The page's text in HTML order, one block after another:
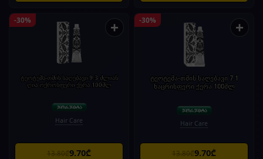
-30% +
ტეოტემა-თმის საღებავი 9.3 ძლიან
ღია ოქროსფერი ქერა.100მლ
Hair Care
13.80₾9.70₾
-30% +
ტეოტემა-თმის საღებავი 7.1
ნაცრისფერი ქერა 100მლ
Hair Care
13.80₾9.70₾